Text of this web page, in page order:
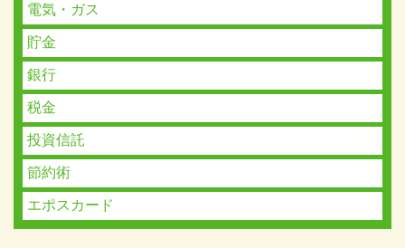
電気・ガス
貯金
銀行
税金
投資信託
節約術
エポスカード